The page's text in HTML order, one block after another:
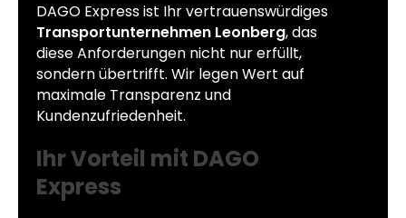
DAGO Express ist Ihr vertrauenswürdiges
Transportunternehmen Leonberg, das
diese Anforderungen nicht nur erfüllt,
sondern übertrifft. Wir legen Wert auf
maximale Transparenz und
Kundenzufriedenheit.
Ihr Vorteil mit DAGO
Express